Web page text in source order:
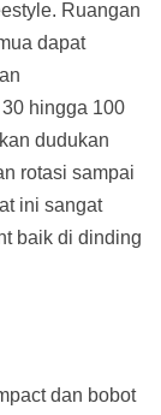
Ruangan
dapat
hingga 100
dudukan
rotasi sampai
ini sangat
baik di dinding
dan bobot